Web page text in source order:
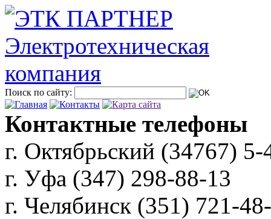
Поиск по сайту:
Контактные телефоны
г. Октябрьский (34767) 5-
г. Уфа (347) 298-88-13
г. Челябинск (351) 721-